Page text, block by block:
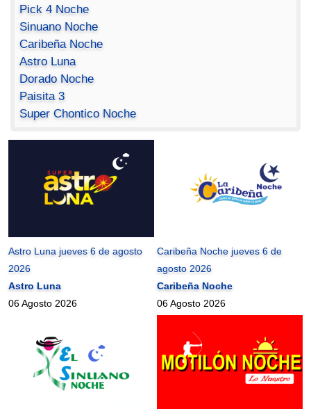
Pick 4 Noche
Sinuano Noche
Caribeña Noche
Astro Luna
Dorado Noche
Paisita 3
Super Chontico Noche
Astro Luna jueves 6 de agosto
2026
Astro Luna
06 Agosto 2026
Caribeña Noche jueves 6 de
agosto 2026
Caribeña Noche
06 Agosto 2026